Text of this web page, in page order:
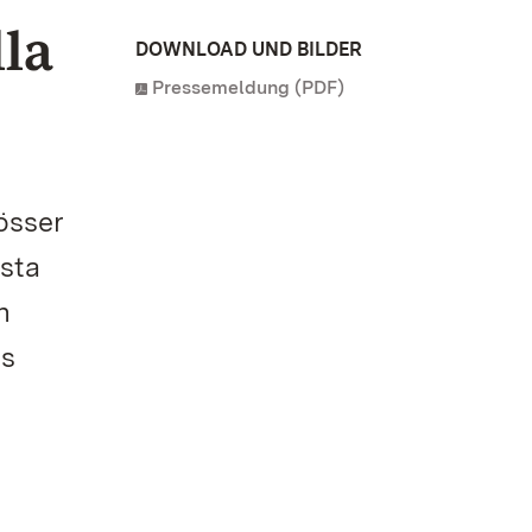
DOWNLOAD UND BILDER
Pressemeldung (PDF)